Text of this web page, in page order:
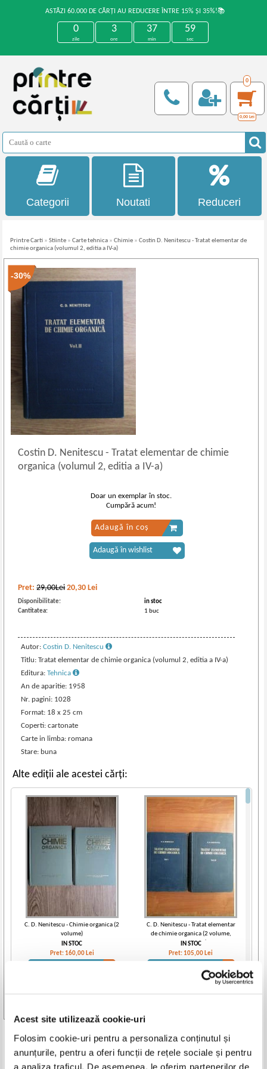
Acest site utilizează cookie-uri
Folosim cookie-uri pentru a personaliza conținutul și
anunțurile, pentru a oferi funcții de rețele sociale și pentru
a analiza traficul. De asemenea, le oferim partenerilor de
ASTĂZI 60.000 DE CĂRȚI AU REDUCERE ÎNTRE 15% ȘI 35%!📚
0
zile
3
ore
37
min
59
sec
0
0,00 Lei
Categorii Noutati Reduceri
Printre Carti »Stiinte »Carte tehnica »Chimie »Costin D. Nenitescu - Tratat elementar de
chimie organica (volumul 2, editia a IV-a)
-30%
Costin D. Nenitescu- Tratat elementar de chimie
organica (volumul 2, editia a IV-a)
Pret:29,00Lei 20,30 Lei
Disponibilitate:
in stoc
Cantitatea:
1 buc
Autor:Costin D. Nenitescu
Titlu: Tratat elementar de chimie organica (volumul 2, editia a IV-a)
Editura:Tehnica
An de aparitie: 1958
Nr. pagini: 1028
Format: 18 x 25 cm
Coperti: cartonate
Carte in limba: romana
Stare: buna
Doar un exemplar în stoc.
Cumpără acum!
Adaugă în coș
Adaugă în wishlist
Alte ediții ale acestei cărți:
C. D. Nenitescu - Chimie organica (2
volume)
IN STOC
Pret: 160,00 Lei
C. D. Nenitescu - Tratat elementar
de chimie organica (2 volume,
editia a IV-a)
IN STOC
Pret: 105,00 Lei
Produse din aceeasi categorie
-25%